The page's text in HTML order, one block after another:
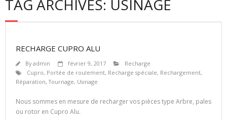
TAG ARCHIVES: USINAGE
RECHARGE CUPRO ALU
Byadmin février 9, 2017
Recharge
Cupro, Portée de roulement, Recharge spéciale, Rechargement,
Réparation,Tournage, Usinage
Nous sommes en mesure de recharger vos pièces type Arbre, pales
ou rotor en Cupro Alu.